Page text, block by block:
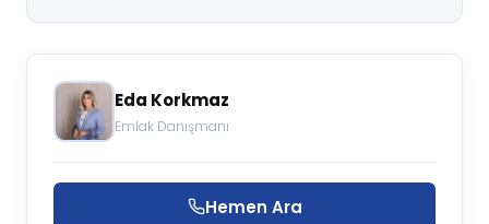
Eda Korkmaz
Emlak Danışmanı
Hemen Ara